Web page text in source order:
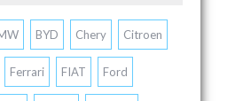
BYD Chery Citroen
Ferrari FIAT Ford